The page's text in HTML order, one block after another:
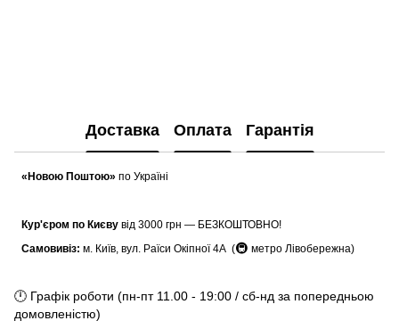
Доставка Оплата Гарантія
«Новою Поштою» по Україні
Кур'єром по Києву від 3000 грн — БЕЗКОШТОВНО!
Самовивіз: м. Київ, вул. Раїси Окіпної 4А (🚇 метро Лівобережна)
🕛 Графік роботи (пн-пт 11.00 - 19:00 / сб-нд за попередньою
домовленістю)